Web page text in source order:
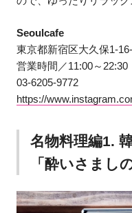
Seoulcafe
東京都新宿区大久保1-
営業時間／11:00～
03-6205-9772
https://
名物料理編1.
「酔いさまし